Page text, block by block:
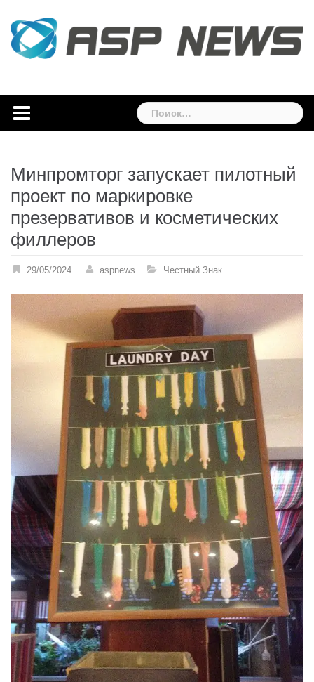
content
Найти:
Минпромторг запускает пилотный
проект по маркировке
презервативов и косметических
филлеров
29/05/2024 aspnews Честный Знак